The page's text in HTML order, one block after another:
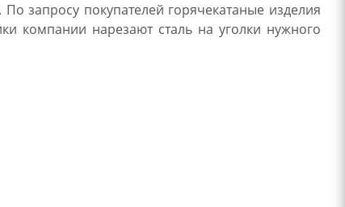
запросу покупателей горячекатаные изделия
компании нарезают сталь на уголки нужного